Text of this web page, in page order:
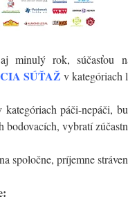
minulý rok, súčasťou
SÚŤAŽ v kategóriach
páči-nepáči,
bodovacích, vybratí
spoločne, príjemne